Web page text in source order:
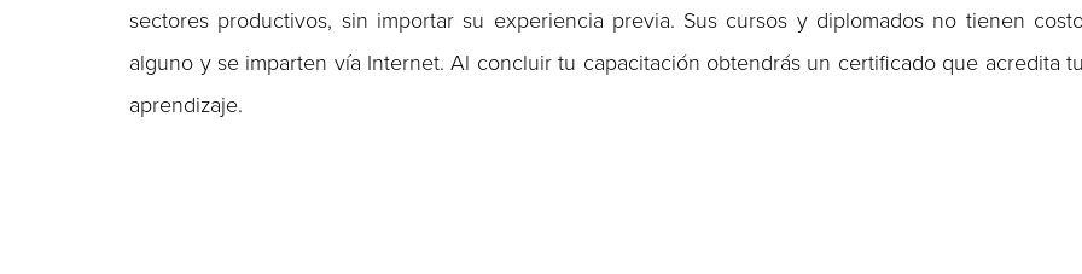
sectores productivos, sin importar su experiencia previa. Sus cursos y diplomados no tienen
alguno y se imparten vía Internet. Al concluir tu capacitación obtendrás un certificado que acredita
aprendizaje.